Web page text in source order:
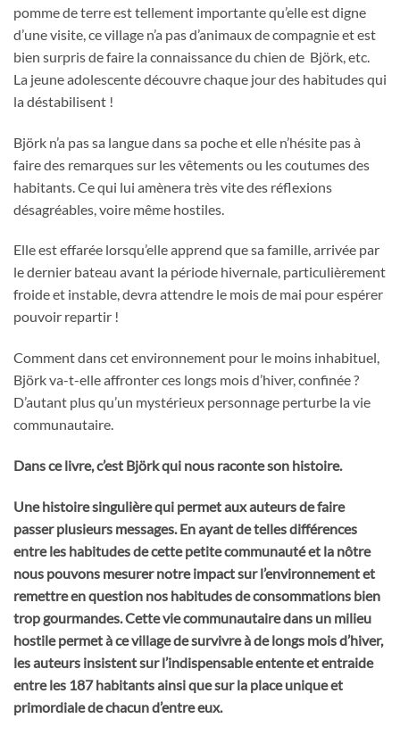
pomme de terre est tellement importante qu’elle est digne
d’une visite, ce village n’a pas d’animaux de compagnie et est
bien surpris de faire la connaissance du chien de Björk, etc.
La jeune adolescente découvre chaque jour des habitudes qui
la déstabilisent !
Björk n’a pas sa langue dans sa poche et elle n’hésite pas à
faire des remarques sur les vêtements ou les coutumes des
habitants. Ce qui lui amènera très vite des réflexions
désagréables, voire même hostiles.
Elle est effarée lorsqu’elle apprend que sa famille, arrivée par
le dernier bateau avant la période hivernale, particulièrement
froide et instable, devra attendre le mois de mai pour espérer
pouvoir repartir !
Comment dans cet environnement pour le moins inhabituel,
Björk va-t-elle affronter ces longs mois d’hiver, confinée ?
D’autant plus qu’un mystérieux personnage perturbe la vie
communautaire.
Dans ce livre, c’est Björk qui nous raconte son histoire.
Une histoire singulière qui permet aux auteurs de faire
passer plusieurs messages. En ayant de telles différences
entre les habitudes de cette petite communauté et la nôtre
nous pouvons mesurer notre impact sur l’environnement et
remettre en question nos habitudes de consommations bien
trop gourmandes. Cette vie communautaire dans un milieu
hostile permet à ce village de survivre à de longs mois d’hiver,
les auteurs insistent sur l’indispensable entente et entraide
entre les 187 habitants ainsi que sur la place unique et
primordiale de chacun d’entre eux.